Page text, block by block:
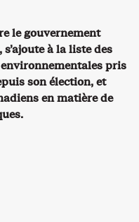
le gouvernement
à la liste des
pris
son élection, et
en matière de